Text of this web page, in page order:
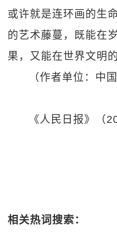
或许就是连环画的生
的艺术藤蔓，既能在
果，又能在世界文明
（作者单位：中
《人民日报》（
相关热词搜索：